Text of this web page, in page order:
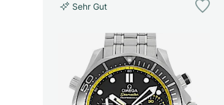
Sehr Gut